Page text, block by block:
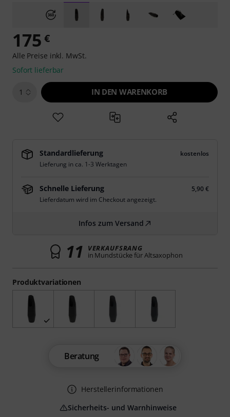
Produktvariationen
175 €
Alle Preise inkl. MwSt.
Sofort lieferbar
1 IN DEN WARENKORB
Standardlieferung
kostenlos
Lieferung in ca. 1-3 Werktagen
Schnelle Lieferung
5,90 €
Lieferdatum wird im Checkout angezeigt.
Infos zum Versand
11 VERKAUFSRANG
in Mundstücke für Altsaxophon
Beratung
Herstellerinformationen
Sicherheits- und Warnhinweise